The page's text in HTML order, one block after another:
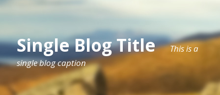
Single Blog Title
This is a
single blog caption